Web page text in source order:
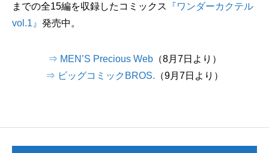
までの全15編を収録したコミックス
『ワンダーカクテル
vol.1』 発売中。
⇒ MEN’S Precious Web（8月7日より）
⇒ ビッグコミックBROS. （9月7日より）